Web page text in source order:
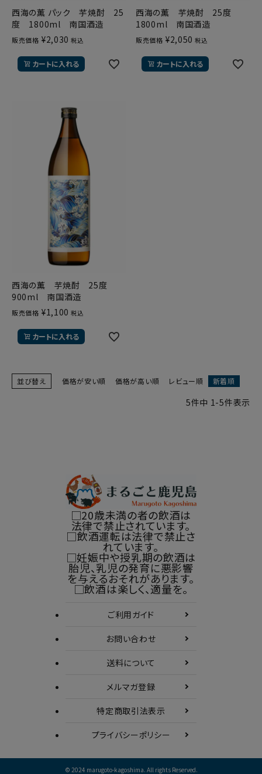
西海の薫 パック 芋焼酎 25
度 1800ml 南国酒造
販売価格 ¥2,030 税込
カートに入れる
西海の薫 芋焼酎 25度
1800ml 南国酒造
販売価格 ¥2,050 税込
カートに入れる
西海の薫 芋焼酎 25度
900ml 南国酒造
販売価格 ¥1,100 税込
カートに入れる
並び替え 価格が安い順 価格が高い順 レビュー順 新着順
5件中 1 -5件表示
□20歳未満の者の飲酒は
法律で禁止されています。
□飲酒運転は法律で禁止さ
れています。
□妊娠中や授乳期の飲酒は
胎児、乳児の発育に悪影響
を与えるおそれがあります。
□飲酒は楽しく、適量を。
ご利用ガイド
お問い合わせ
送料について
メルマガ登録
特定商取引 法表示
プライバシーポリシー
© 2024 marugoto-kagoshima. All rights Reserved.